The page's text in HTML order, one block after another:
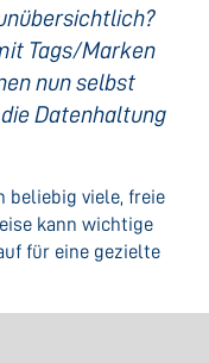
Tags/Marken
nun selbst
Datenhaltung
beliebig viele, freie
kann wichtige
für eine gezielte